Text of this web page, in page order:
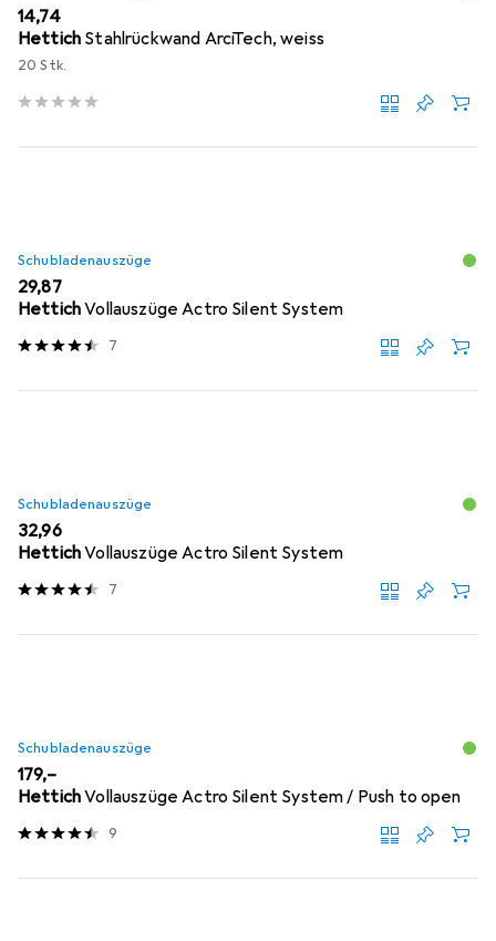
EUR
14,74
Hettich Stahlrückwand ArciTech, weiss
20 Stk.
Schubladenauszüge
EUR
29,87
HettichVollauszüge Actro Silent System
7
Schubladenauszüge
EUR
32,96
HettichVollauszüge Actro Silent System
7
Schubladenauszüge
EUR
179,–
HettichVollauszüge Actro Silent System / Push to open
9